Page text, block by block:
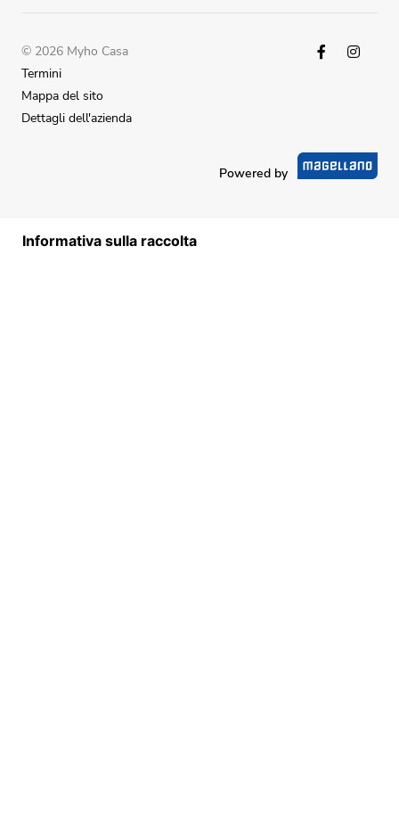
© 2026 Myho Casa
Termini
Mappa del sito
Dettagli dell'azienda
Powered by
Informativa sulla raccolta